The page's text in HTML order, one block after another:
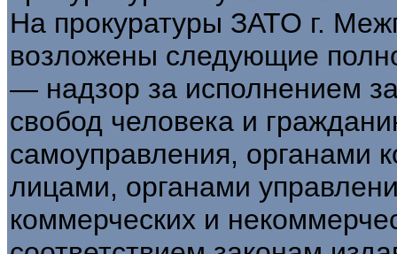
На прокуратуры ЗАТО г.
возложены следующие
— надзор за исполнением
свобод человека и
самоуправления, органами
лицами, органами
коммерческих и